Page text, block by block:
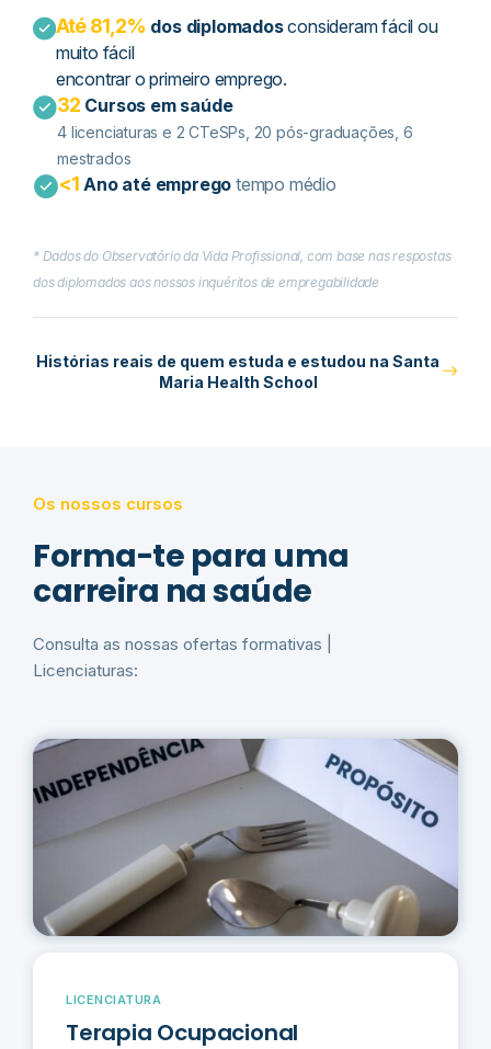
Até 81,2% dos diplomadosconsideram fácil ou
muito fácil
encontrar o primeiro emprego.
32 Cursos em saúde
4 licenciaturas e 2 CTeSPs​, 20 pós-graduações, 6
mestrados
<1 Ano até empregotempo médio
* Dados do Observatório da Vida Profissional, com base nas respostas
dos diplomados aos nossos inquéritos de empregabilidade
Histórias reais de quem estuda e estudou na Santa
Maria Health School
Os nossos cursos
Forma-te para uma
carreira na saúde
Consulta as nossas ofertas formativas |
Licenciaturas:
LICENCIATURA
Terapia Ocupacional